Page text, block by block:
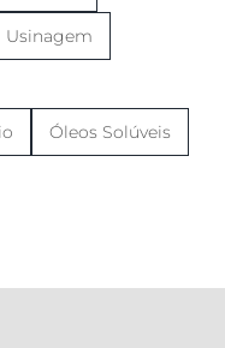
Usinagem
Óleos Solúveis